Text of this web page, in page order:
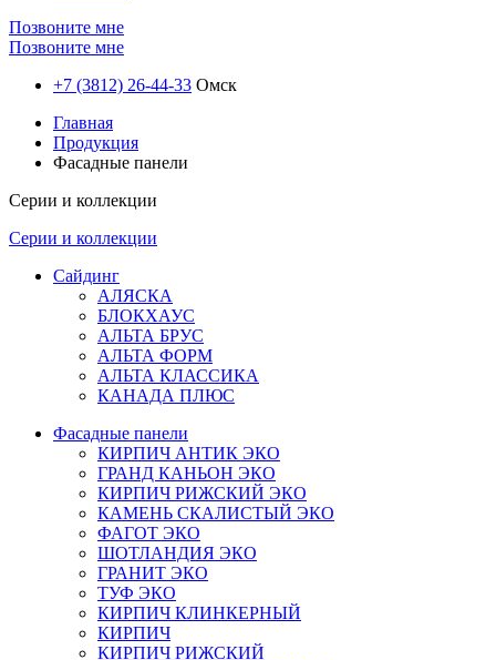
Позвоните мне
Позвоните мне
+7 (3812) 26-44-33 Омск
Главная
Продукция
Фасадные панели
Серии и коллекции
Серии и коллекции
Сайдинг
АЛЯСКА
БЛОКХАУС
АЛЬТА БРУС
АЛЬТА ФОРМ
АЛЬТА КЛАССИКА
КАНАДА ПЛЮС
Фасадные панели
КИРПИЧ АНТИК ЭКО
ГРАНД КАНЬОН ЭКО
КИРПИЧ РИЖСКИЙ ЭКО
КАМЕНЬ СКАЛИСТЫЙ ЭКО
ФАГОТ ЭКО
ШОТЛАНДИЯ ЭКО
ГРАНИТ ЭКО
ТУФ ЭКО
КИРПИЧ КЛИНКЕРНЫЙ
КИРПИЧ
КИРПИЧ РИЖСКИЙ